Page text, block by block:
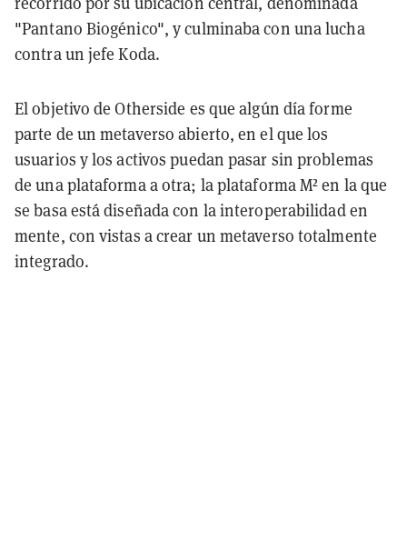
"Pantano Biogénico", y culminaba con una lucha
contra un jefe Koda.
El objetivo de Otherside es que algún día forme
parte de un metaverso abierto, en el que los
usuarios y los activos puedan pasar sin problemas
de una plataforma a otra; la plataforma M² en la que
se basa está diseñada con la interoperabilidad en
mente, con vistas a crear un metaverso totalmente
integrado.